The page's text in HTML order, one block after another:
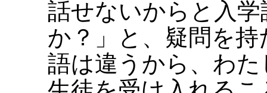
話せないからと入
か？」と、疑問を
語は違うから、わ